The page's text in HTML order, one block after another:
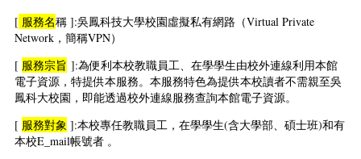
[ 服務名稱 ]:吳鳳科技大學校園虛擬私有網路（Virtual Private
Network，簡稱VPN）
[ 服務宗旨 ]:為便利本校教職員工、在學學生由校外連線利用本館
電子資源，特提供本服務。本服務特色為提供本校讀者不需親至吳
鳳科大校園，即能透過校外連線服務查詢本館電子資源。
[ 服務對象 ]:本校專任教職員工，在學學生(含大學部、碩士班)和有
本校E_mail帳號者 。